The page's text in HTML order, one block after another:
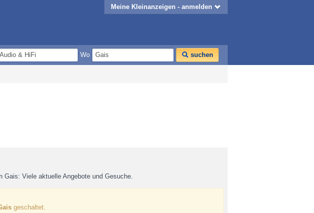
Meine Kleinanzeigen - anmelden
Wo suchen
Viele aktuelle Angebote und Gesuche.
geschaltet.